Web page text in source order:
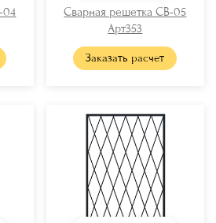
04
Сварная решетка СВ-05
Арт353
Заказать расчет